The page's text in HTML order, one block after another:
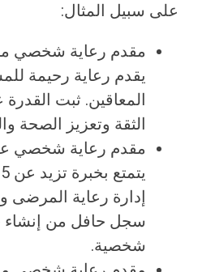
على سبيل المثال:
مقدم رعاية شخصي
يقدم رعاية رحيمة
المعاقين. ثبت القدرة
الثقة وتعزيز الصحة
مقدم رعاية شخصي
إدارة رعاية المرضى
سجل حافل من
شخصية.